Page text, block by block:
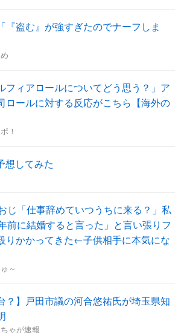
『盗む』が強すぎたのでナーフしま
フィアロールについてどう思う？」ア
ロールに対する反応がこちら【海外の
！
想してみた
じ「仕事辞めていつうちに来る？」私
前に結婚すると言った」と言い張りフ
りかかってきた←子供相手に本気にな
～
？】戸田市議の河合悠祐氏が埼玉県知
ゃが速報